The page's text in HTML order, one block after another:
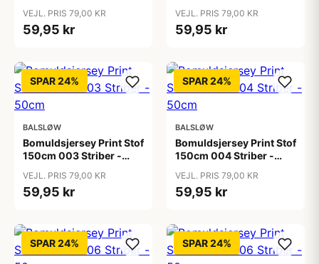
VEJL. PRIS 79,00 KR
59,95 kr
VEJL. PRIS 79,00 KR
59,95 kr
SPAR 24%
BALSLØW
Bomuldsjersey Print Stof
150cm 003 Striber -
VEJL. PRIS 79,00 KR
59,95 kr
SPAR 24%
BALSLØW
Bomuldsjersey Print Stof
150cm 004 Striber -
VEJL. PRIS 79,00 KR
59,95 kr
SPAR 24% SPAR 24%